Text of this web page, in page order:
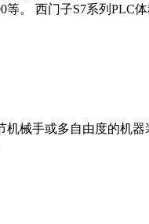
等。 西门子S7系列
机械手或多自由度的机